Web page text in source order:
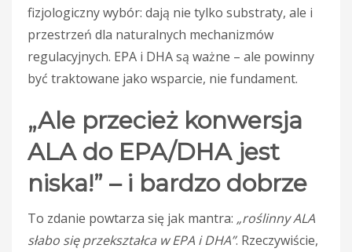
fizjologiczny wybór: dają nie tylko substraty, ale i
przestrzeń dla naturalnych mechanizmów
regulacyjnych. EPA i DHA są ważne – ale powinny
być traktowane jako wsparcie, nie fundament.
„Ale przecież konwersja
ALA do EPA/DHA jest
niska!” – i bardzo dobrze
To zdanie powtarza się jak mantra: „roślinny ALA
słabo się przekształca w EPA i DHA”. Rzeczywiście,